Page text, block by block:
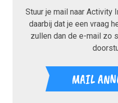
Stuur je mail naar Activity
daarbij dat je een vraag
zullen dan de e-mail zo
MAIL